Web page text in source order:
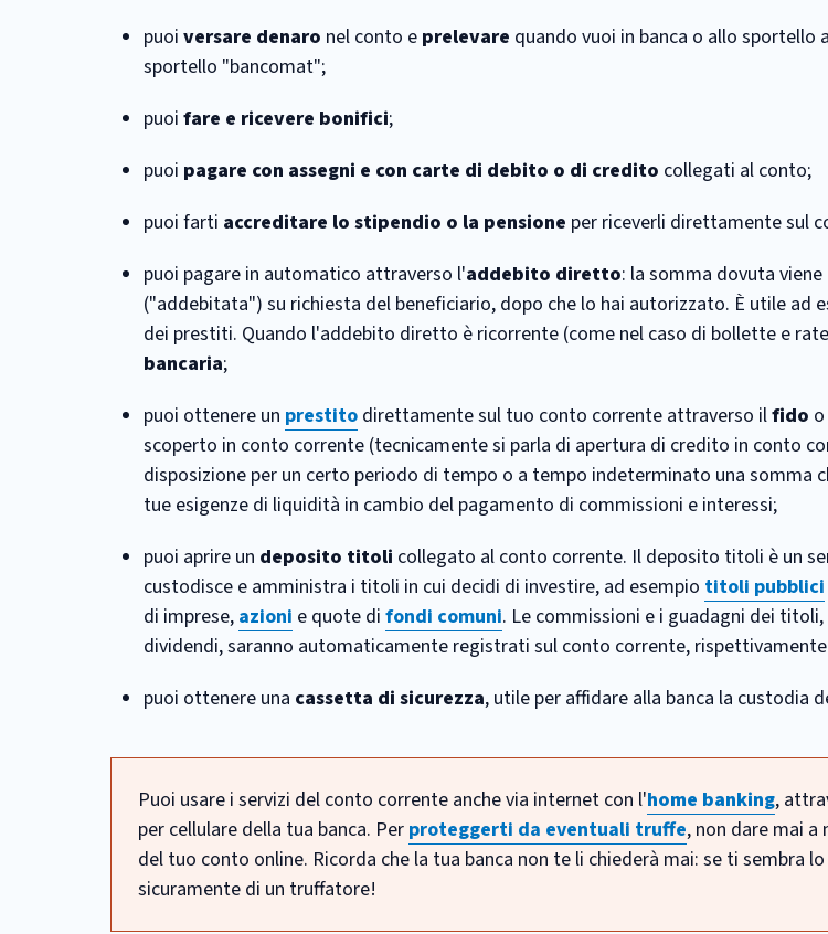
puoi versare denaro nel conto e prelevare quando vuoi in banca o allo
sportello "bancomat";
puoi fare e ricevere bonifici;
puoi pagare con assegni e con carte di debito o di credito collegati al conto;
puoi farti accreditare lo stipendio o la pensione per riceverli direttamente sul
puoi pagare in automatico attraverso l'addebito diretto: la somma dovuta
("addebitata") su richiesta del beneficiario, dopo che lo hai autorizzato. È utile ad
dei prestiti. Quando l'addebito diretto è ricorrente (come nel caso di bollette e
bancaria;
puoi ottenere un prestito direttamente sul tuo conto corrente attraverso ilfido o
scoperto in conto corrente (tecnicamente si parla di apertura di credito in conto
disposizione per un certo periodo di tempo o a tempo indeterminato una somma
tue esigenze di liquidità in cambio del pagamento di commissioni e interessi;
puoi aprire un deposito titoli collegato al conto corrente. Il deposito titoli è un
custodisce e amministra i titoli in cui decidi di investire, ad esempio titoli pubblici
di imprese, azioni e quote di fondi comuni. Le commissioni e i guadagni dei
dividendi, saranno automaticamente registrati sul conto corrente,
puoi ottenere una cassetta di sicurezza, utile per affidare alla banca la custodia
Puoi usare i servizi del conto corrente anche via internet con l'home banking,
per cellulare della tua banca. Per proteggerti da eventuali truffe, non dare mai a
del tuo conto online. Ricorda che la tua banca non te li chiederà mai: se ti sembra
sicuramente di un truffatore!